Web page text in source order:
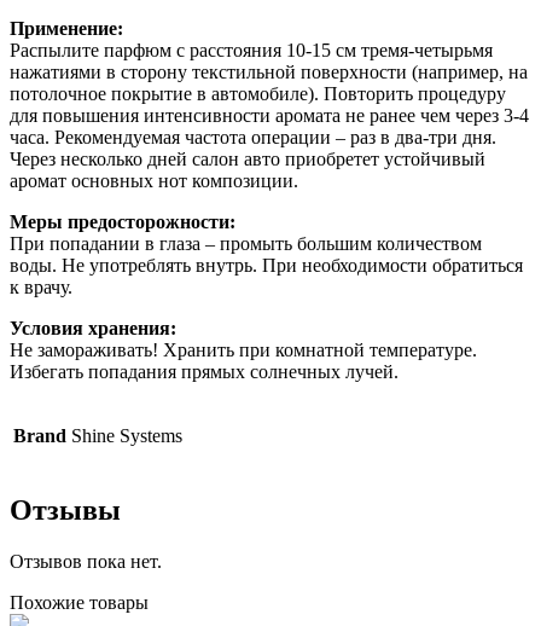
Применение:
Распылите парфюм с расстояния 10-15 см тремя-четырьмя
нажатиями в сторону текстильной поверхности (например, на
потолочное покрытие в автомобиле). Повторить процедуру
для повышения интенсивности аромата не ранее чем через 3-4
часа. Рекомендуемая частота операции – раз в два-три дня.
Через несколько дней салон авто приобретет устойчивый
аромат основных нот композиции.
Меры предосторожности:
При попадании в глаза – промыть большим количеством
воды. Не употреблять внутрь. При необходимости обратиться
к врачу.
Условия хранения:
Не замораживать! Хранить при комнатной температуре.
Избегать попадания прямых солнечных лучей.
Brand Shine Systems
Отзывы
Отзывов пока нет.
Похожие товары